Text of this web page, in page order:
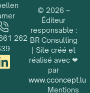
262
© 2026 –
Éditeur
responsable :
BR Consulting
| Site créé et
réalisé avec ❤
par
www.cconcept.lu
Mentions